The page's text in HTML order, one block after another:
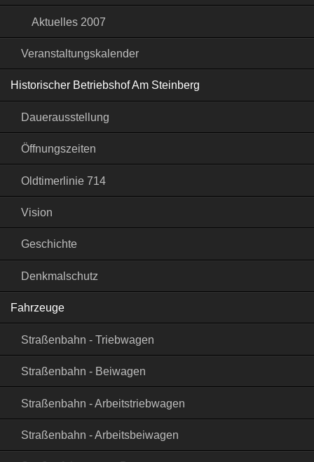
Aktuelles 2007
Veranstaltungskalender
Historischer Betriebshof Am Steinberg
Dauerausstellung
Öffnungszeiten
Oldtimerlinie 714
Vision
Geschichte
Denkmalschutz
Fahrzeuge
Straßenbahn - Triebwagen
Straßenbahn - Beiwagen
Straßenbahn - Arbeitstriebwagen
Straßenbahn - Arbeitsbeiwagen